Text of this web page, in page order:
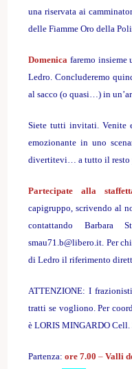
una riservata ai
delle Fiamme Oro della
Domenica faremo insieme
Ledro. Concluderemo
al sacco (o quasi…) in
Siete tutti invitati. Venite
emozionante in uno
divertitevi… a tutto il resto
Partecipate alla
capigruppo, scrivendo al
contattando Barbara
smau71.b@libero.it. Per
di Ledro il riferimento
ATTENZIONE: I
tratti se vogliono. Per
è LORIS MINGARDO Cell.
Partenza:ore 7.00 –Valli